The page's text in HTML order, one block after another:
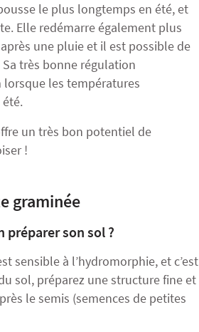
le plus longtemps en été, et
Elle redémarre également plus
une pluie et il est possible de
très bonne régulation
les températures
un très bon potentiel de
!
graminée
préparer son sol ?
sensible à l’hydromorphie, et c’est
sol, préparez une structure fine et
le semis (semences de petites